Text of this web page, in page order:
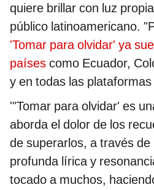
quiere brillar con luz
público latinoamericano.
'Tomar para olvidar' ya
países como Ecuador,
y en todas las
'"Tomar para olvidar' es
aborda el dolor de los
de superarlos, a través de
profunda lírica y
tocado a muchos,